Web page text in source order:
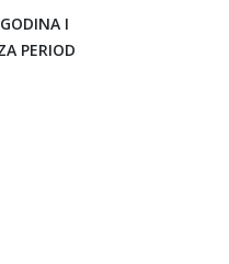
I
PERIOD